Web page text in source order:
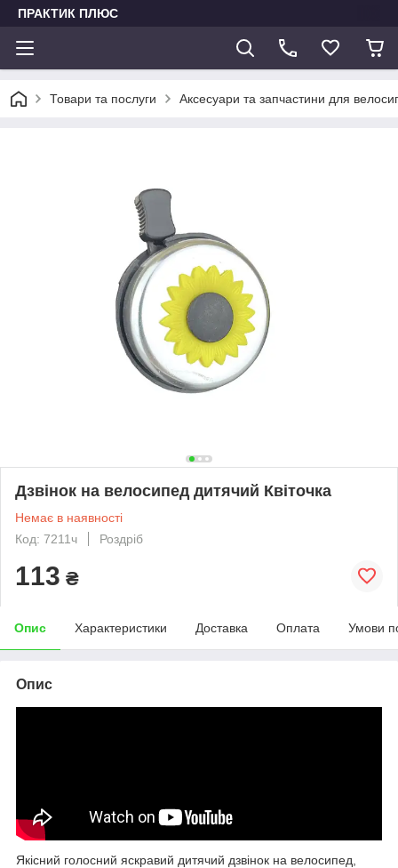
ПРАКТИК ПЛЮС
Товари та послуги Аксесуари та запчастини для
Дзвінок на велосипед дитячий Квіточка
Немає в наявності
Код: 7211ч
Роздріб
113 ₴
Опис Характеристики Доставка Оплата Умови
Опис
Якісний голосний яскравий дитячий дзвінок на велосипед,